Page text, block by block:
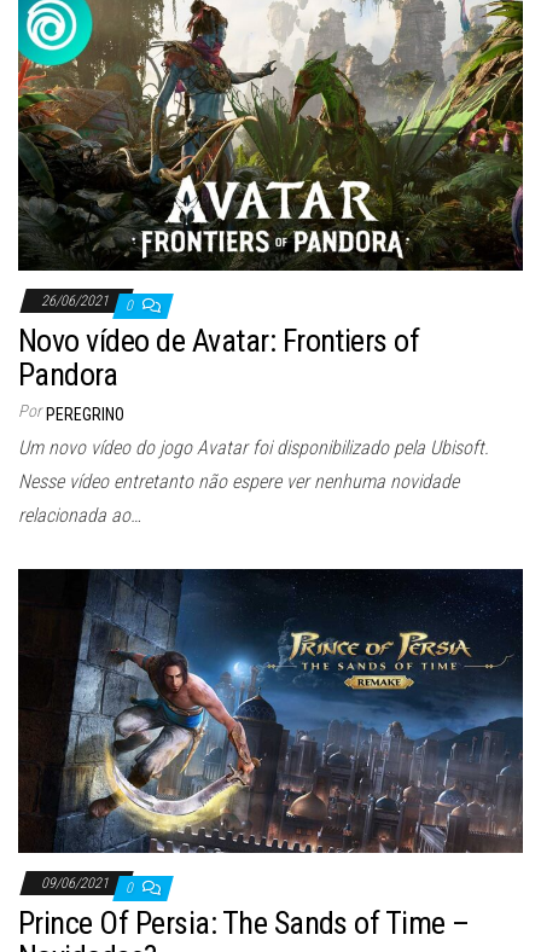
26/06/2021 0
Novo vídeo de Avatar: Frontiers of
Pandora
Por PEREGRINO
Um novo vídeo do jogo Avatar foi disponibilizado pela Ubisoft.
Nesse vídeo entretanto não espere ver nenhuma novidade
relacionada ao…
09/06/2021 0
Prince Of Persia: The Sands of Time –